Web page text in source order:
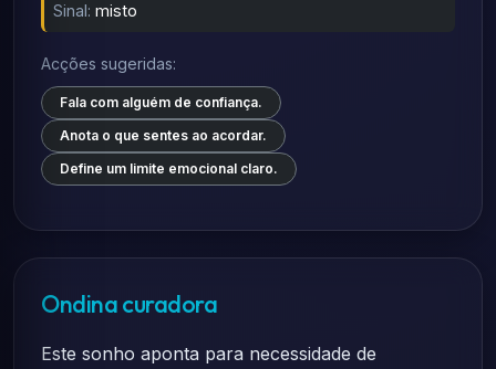
Sinal: misto
Acções sugeridas:
Fala com alguém de confiança.
Anota o que sentes ao acordar.
Define um limite emocional claro.
Ondina curadora
Este sonho aponta para necessidade de